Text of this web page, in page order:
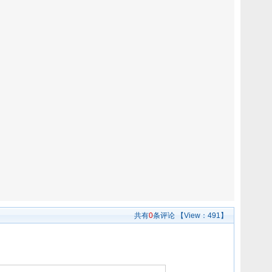
共有0条评论 【View： 491】